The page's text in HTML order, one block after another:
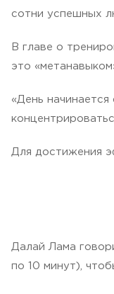
сотни успешных
В главе о
это
«День
Для достижения
Далай Лама
по 10 минут),